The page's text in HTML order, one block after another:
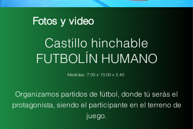
Fotos y video
Castillo hinchable
FUTBOLÍN HUMANO
Medidas: 7.00 x 13.00 x 2.40
Organizamos partidos de fútbol, donde tú serás el
protagonista, siendo el participante en el terreno de
juego.